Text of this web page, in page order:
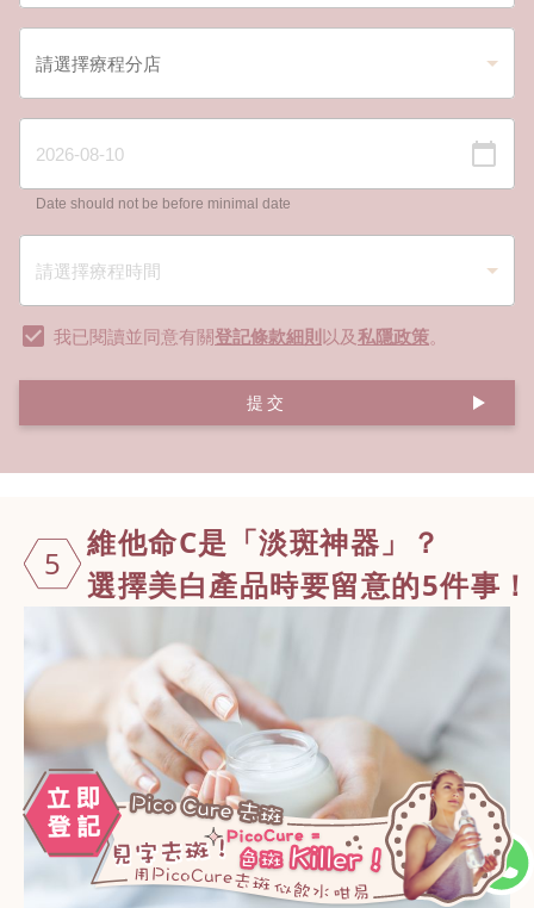
Date should not be before minimal date
我已閱讀並同意有關登記條款細則以及私隱政策。
提交
5
維他命C是「淡斑神器」？
選擇美白產品時要留意的5件事！